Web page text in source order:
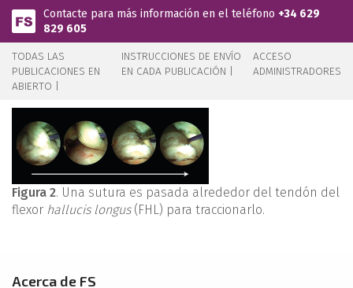
Pasar al contenido principal
Contacte para más información en el teléfono +34 629
829 605
TODAS LAS
PUBLICACIONES EN
ABIERTO |
INSTRUCCIONES DE ENVÍO
EN CADA PUBLICACIÓN |
ACCESO
ADMINISTRADORES
Figura 2. Una sutura es pasada alrededor del tendón del
flexor hallucis longus(FHL) para traccionarlo.
Acerca de FS